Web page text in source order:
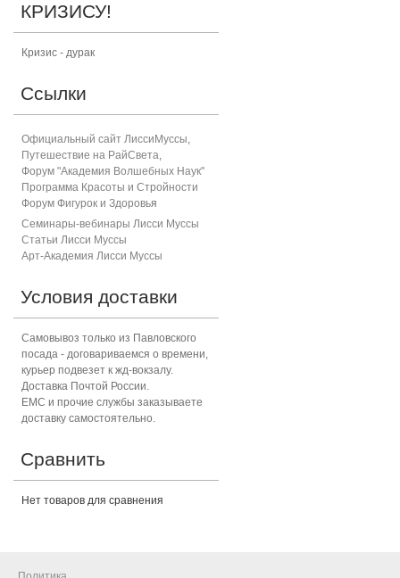
КРИЗИСУ!
Кризис - дурак
Ссылки
Официальный сайт ЛиссиМуссы,
Путешествие на РайСвета,
Форум "Академия Волшебных Наук"
Программа Красоты и Стройности
Форум Фигурок и Здоровья
Семинары-вебинары Лисси Муссы
Статьи Лисси Муссы
Арт-Академия Лисси Муссы
Условия доставки
Самовывоз только из Павловского
посада - договариваемся о времени,
курьер подвезет к жд-вокзалу.
Доставка Почтой России.
ЕМС и прочие службы заказываете
доставку самостоятельно.
Сравнить
Нет товаров для сравнения